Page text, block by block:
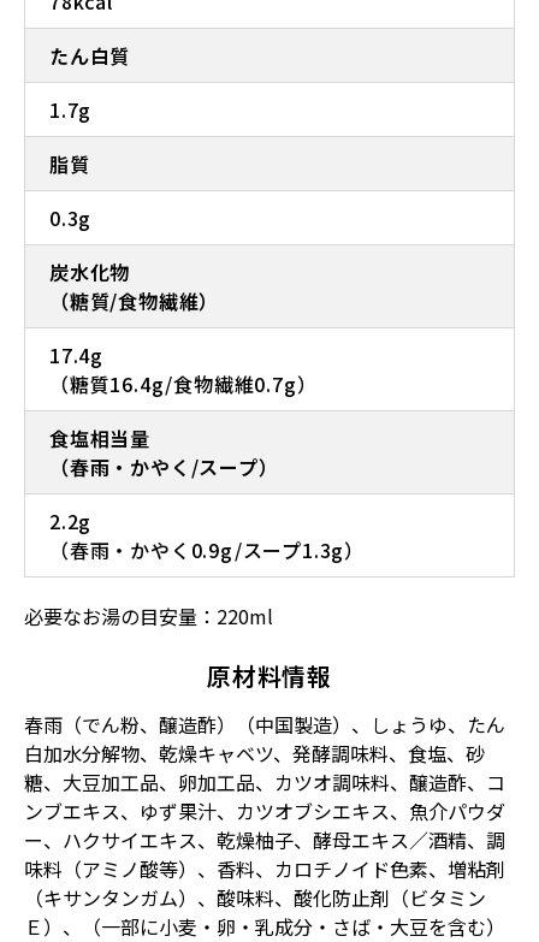
たん白質
1.7g
脂質
0.3g
炭水化物
（糖質/食物繊維）
17.4g
（糖質16.4g/食物繊維0.7g）
食塩相当量
（春雨・かやく/スープ）
2.2g
（春雨・かやく0.9g/スープ1.3g）
必要なお湯の目安量：220ml
原材料情報
春雨（でん粉、醸造酢）（中国製造）、しょうゆ、たん
白加水分解物、乾燥キャベツ、発酵調味料、食塩、砂
糖、大豆加工品、卵加工品、カツオ調味料、醸造酢、コ
ンブエキス、ゆず果汁、カツオブシエキス、魚介パウダ
ー、ハクサイエキス、乾燥柚子、酵母エキス／酒精、調
味料（アミノ酸等）、香料、カロチノイド色素、増粘剤
（キサンタンガム）、酸味料、酸化防止剤（ビタミン
Ｅ）、（一部に小麦・卵・乳成分・さば・大豆を含む）